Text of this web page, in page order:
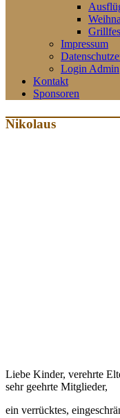
Impressum
Login Admin
Kontakt
Sponsoren
Nikolaus
Liebe Kinder, verehrte
sehr geehrte Mitglieder,
ein verrücktes,